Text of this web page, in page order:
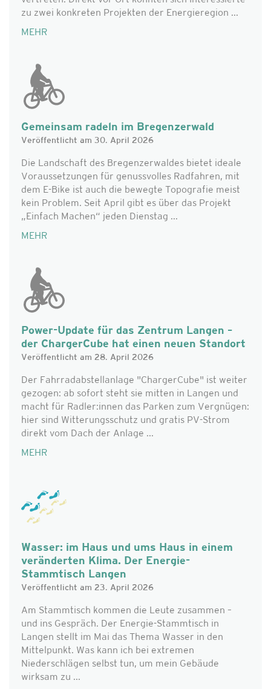
zu zwei konkreten Projekten der Energieregion ...
MEHR
Gemeinsam radeln im Bregenzerwald
Veröffentlicht am 30. April 2026
Die Landschaft des Bregenzerwaldes bietet ideale
Voraussetzungen für genussvolles Radfahren, mit
dem E-Bike ist auch die bewegte Topografie meist
kein Problem. Seit April gibt es über das Projekt
„Einfach Machen“ jeden Dienstag ...
MEHR
Power-Update für das Zentrum Langen –
der ChargerCube hat einen neuen Standort
Veröffentlicht am 28. April 2026
Der Fahrradabstellanlage "ChargerCube" ist weiter
gezogen: ab sofort steht sie mitten in Langen und
macht für Radler:innen das Parken zum Vergnügen:
hier sind Witterungsschutz und gratis PV-Strom
direkt vom Dach der Anlage ...
MEHR
Wasser: im Haus und ums Haus in einem
veränderten Klima. Der Energie-
Stammtisch Langen
Veröffentlicht am 23. April 2026
Am Stammtisch kommen die Leute zusammen –
und ins Gespräch. Der Energie-Stammtisch in
Langen stellt im Mai das Thema Wasser in den
Mittelpunkt. Was kann ich bei extremen
Niederschlägen selbst tun, um mein Gebäude
wirksam zu ...